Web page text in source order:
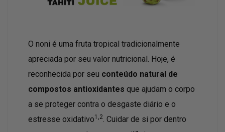
O noni é uma fruta tropical tradicionalmente
apreciada por seu valor nutricional. Hoje, é
reconhecida por seu conteúdo natural de
compostos antioxidantes que ajudam o corpo
a se proteger contra o desgaste diário e o
estresse oxidativo1,2. Cuidar de si por dentro